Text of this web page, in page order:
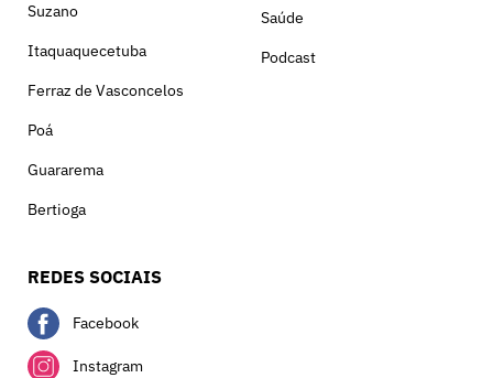
Suzano
Itaquaquecetuba
Ferraz de Vasconcelos
Poá
Guararema
Bertioga
Saúde
Podcast
REDES SOCIAIS
Facebook
Instagram